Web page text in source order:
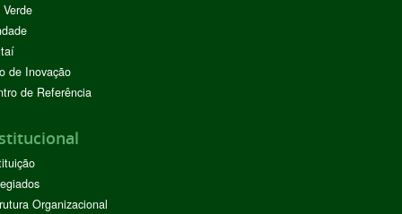
de Inovação
de Referência
Organizacional